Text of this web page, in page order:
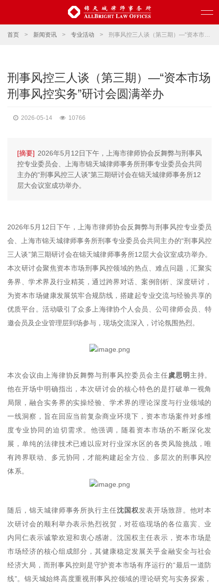
首页 > 新闻资讯 > 专业活动 > 刑事风控三人谈（第三期）—“资本市场刑事风控实务”研讨会圆满举办
刑事风控三人谈（第三期）—“资本市场
刑事风控实务”研讨会圆满举办
2026-05-14 10766
[摘要] 2026年5月12日下午，上海市律师协会反舞弊与刑事风
控专业委员会、上海市锦天城律师事务所刑事专业委员会共同
主办的“刑事风控三人谈”第三期研讨会在锦天城律师事务所12
层大会议室成功举办。
2026年5月12日下午，上海市律师协会反舞弊与刑事风控专业委员
会、上海市锦天城律师事务所刑事专业委员会共同主办的“刑事风控
三人谈”第三期研讨会在锦天城律师事务所12层大会议室成功举办。
本次研讨会聚焦资本市场刑事风控领域的热点、难点问题，汇聚实
务界、学术界及行业精英，通过跨界对话、案例剖析、深度研讨，
为资本市场健康发展筑牢合规防线，搭建起专业交流与经验共享的
优质平台。活动吸引了众多上海律协个人会员、公司律师会员、特
邀会员及企业管理层到场参与，现场交流深入，讨论氛围热烈。
本次会议由上海律协反舞弊与刑事风控委员会主任虞思明 主持。
他在开场中明确指出，本次研讨会的核心特色的是打破单一视角
局限，融合实务界的实操经验、学术界的理论深度与行业领域的
一线洞察，旨在回应当前复杂商业环境下，资本市场案件对多维
度专业协同的迫切需求。他强调，随着资本市场的不断深化发
展，单纯的法律技术已难以应对行业深水区的各类风险挑战，唯
有跨界联动、多元协同，才能构建起全方位、多层次的刑事风控
体系。
随后，锦天城律师事务所执行主任沈国权发表开场致辞。他对本
次研讨会的顺利举办表示热烈祝贺，对莅临现场的各位嘉宾、业
内同仁表示诚挚欢迎和衷心感谢。沈国权主任表示，资本市场是
市场经济的核心组成部分，其健康稳定发展关乎金融安全与社会
经济大局，而刑事风控则是守护资本市场有序运行的“最后一道防
线”。锦天城始终高度重视刑事风控领域的理论研究与实务探索，